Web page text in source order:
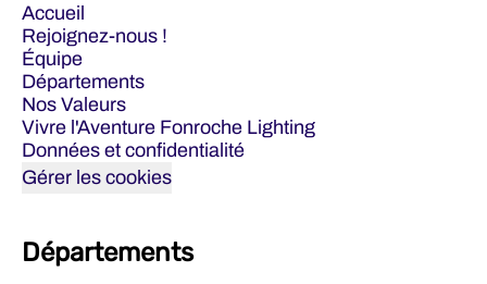
Accueil
Rejoignez-nous !
Équipe
Départements
Nos Valeurs
Vivre l'Aventure Fonroche Lighting
Données et confidentialité
Gérer les cookies
Départements